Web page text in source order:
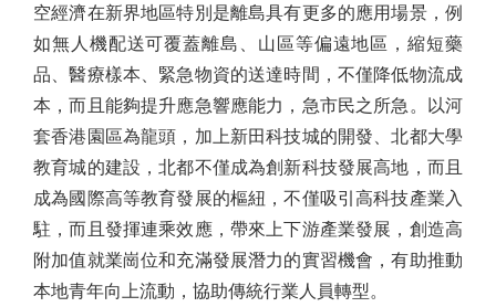
空經濟在新界地區特別是離島具有更多的應用場景，例
如無人機配送可覆蓋離島、山區等偏遠地區，縮短藥
品、醫療樣本、緊急物資的送達時間，不僅降低物流成
本，而且能夠提升應急響應能力，急市民之所急。以河
套香港園區為龍頭，加上新田科技城的開發、北都大學
教育城的建設，北都不僅成為創新科技發展高地，而且
成為國際高等教育發展的樞紐，不僅吸引高科技產業入
駐，而且發揮連乘效應，帶來上下游產業發展，創造高
附加值就業崗位和充滿發展潛力的實習機會，有助推動
本地青年向上流動，協助傳統行業人員轉型。